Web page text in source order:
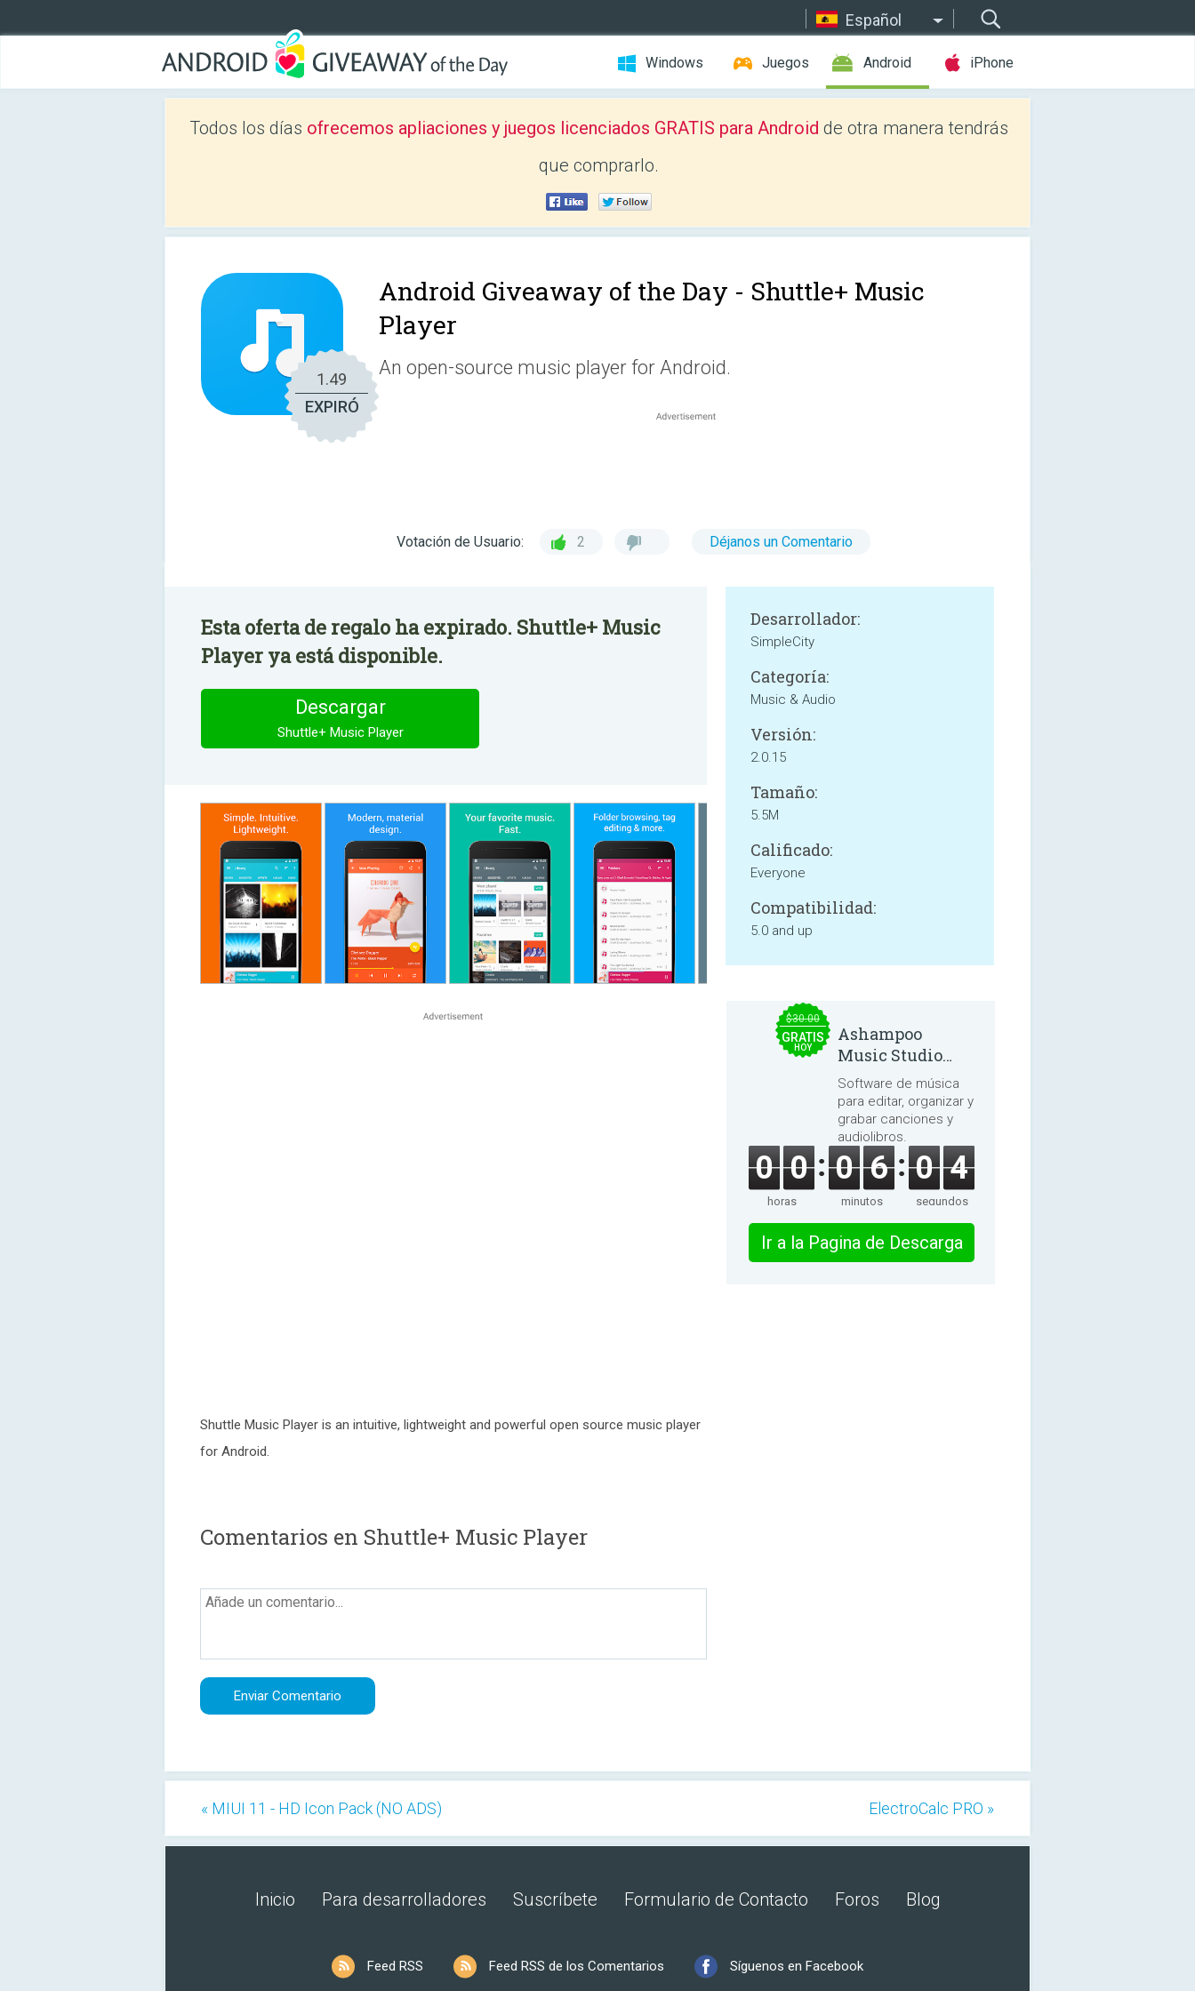
Español
Windows Juegos Android iPhone
Todos los días ofrecemos apliaciones y juegos licenciados GRATIS para Android de otra manera tendrás
que comprarlo.
1.49
EXPIRÓ
Android Giveaway of the Day - Shuttle+ Music
Player
An open-source music player for Android.
Votación de Usuario: 2 Déjanos un Comentario
Esta oferta de regalo ha expirado. Shuttle+ Music
Player ya está disponible.
Descargar
Shuttle+ Music Player
Shuttle Music Player is an intuitive, lightweight and powerful open source music player
for Android.
Desarrollador:
SimpleCity
Categoría:
Music & Audio
Versión:
2.0.15
Tamaño:
5.5M
Calificado:
Everyone
Compatibilidad:
5.0 and up
Comentarios en Shuttle+ Music Player
$30.00
GRATIS
HOY
Ashampoo
Music Studio
2025
Software de música
para editar, organizar y
grabar canciones y
audiolibros.
0 0
horas
0 6
minutos
0 3
segundos
Ir a la Pagina de Descarga
« MIUI 11 - HD Icon Pack (NO ADS) ElectroCalc PRO »
Inicio Para desarrolladores Suscríbete Formulario de Contacto Foros Blog
Feed RSS Feed RSS de los Comentarios Síguenos en Facebook